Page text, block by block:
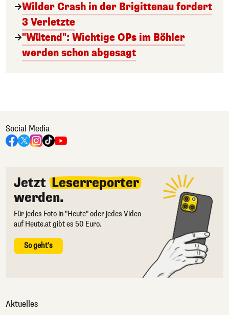
Wilder Crash in der Brigittenau fordert
3 Verletzte
"Wütend": Wichtige OPs im Böhler
werden schon abgesagt
Social Media
Jetzt Leserreporter
werden.
Für jedes Foto in "Heute" oder jedes Video
auf Heute.at gibt es 50 Euro.
So geht's
Aktuelles